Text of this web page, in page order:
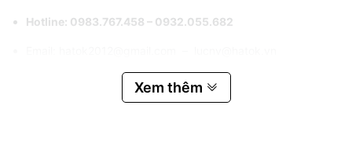
Hotline: 0983.767.458 – 0932.055.682
Xem thêm